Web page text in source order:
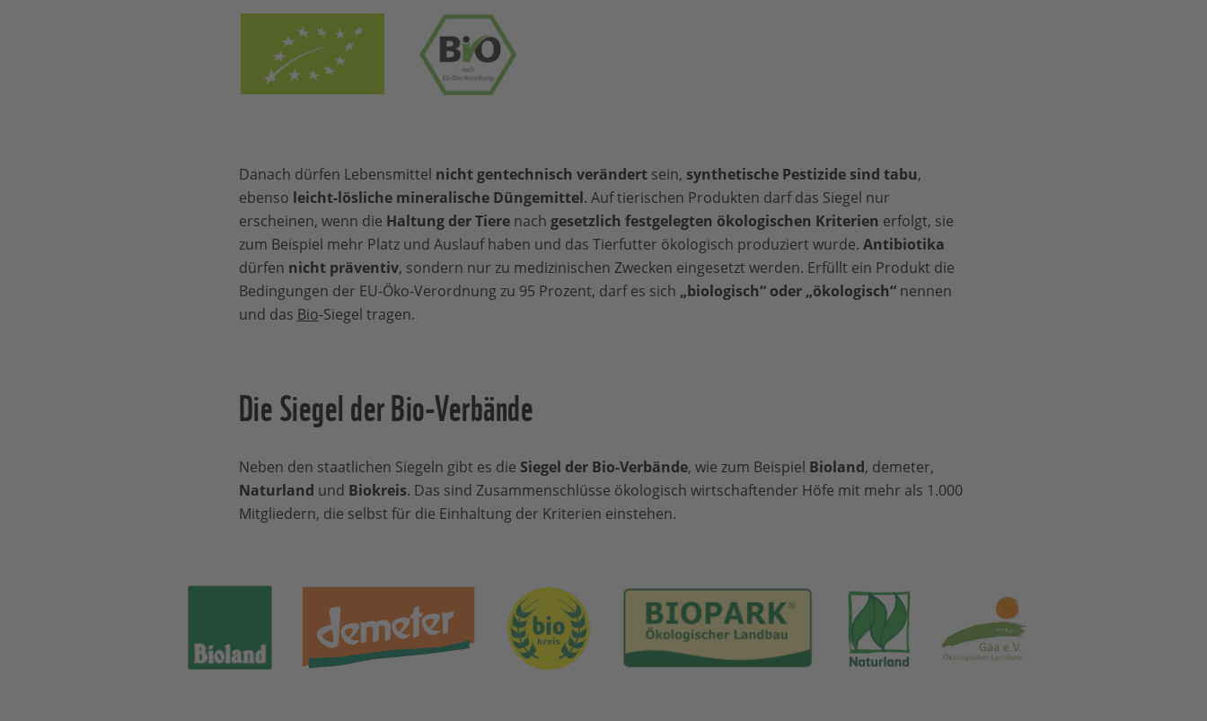
Danach dürfen Lebensmittel nicht gentechnisch verändertsein, synthetische Pestizide sind tabu,
ebenso leicht-lösliche mineralische Düngemittel. Auf tierischen Produkten darf das Siegel nur
erscheinen, wenn die Haltung der Tierenach gesetzlich festgelegten ökologischen Kriterien erfolgt, sie
zum Beispiel mehr Platz und Auslauf haben und das Tierfutter ökologisch produziert wurde. Antibiotika
dürfen nicht präventiv, sondern nur zu medizinischen Zwecken eingesetzt werden. Erfüllt ein Produkt die
Bedingungen der EU-Öko-Verordnung zu 95 Prozent, darf es sich „biologisch“ oder „ökologisch“nennen
und das Bio-Siegel tragen.
Die Siegel der Bio-Verbände
Neben den staatlichen Siegeln gibt es die Siegel der Bio-Verbände, wie zum Beispiel Bioland, demeter,
Naturland und Biokreis. Das sind Zusammenschlüsse ökologisch wirtschaftender Höfe mit mehr als 1.000
Mitgliedern, die selbst für die Einhaltung der Kriterien einstehen.